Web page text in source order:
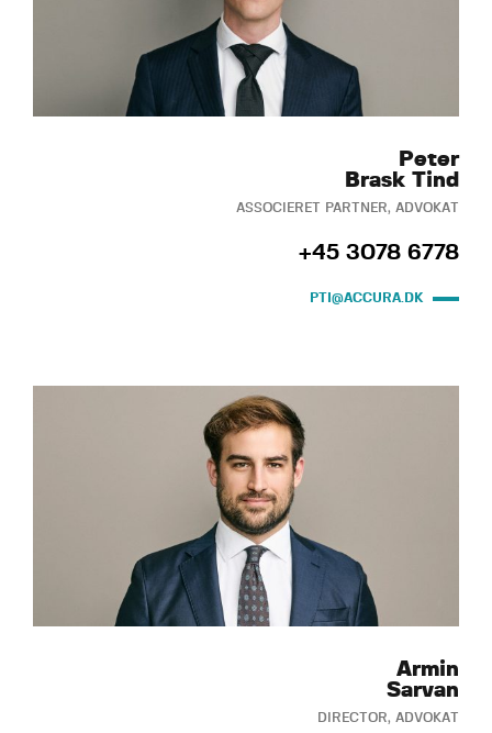
Peter
Brask Tind
ASSOCIERET PARTNER, ADVOKAT
+45 3078 6778
PTI@ACCURA.DK
Armin
Sarvan
DIRECTOR, ADVOKAT